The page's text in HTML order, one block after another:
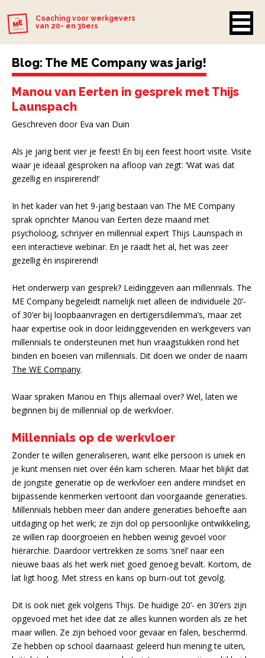
Coaching voor werkgevers
van 20- en 30ers
Blog: The ME Company was jarig!
Manou van Eerten in gesprek met Thijs
Launspach
Geschreven door Eva van Duin
Als je jarig bent vier je feest! En bij een feest hoort visite. Visite
waar je ideaal gesproken na afloop van zegt: ‘Wat was dat
gezellig en inspirerend!’
In het kader van het 9-jarig bestaan van The ME Company
sprak oprichter Manou van Eerten deze maand met
psycholoog, schrijver en millennial expert Thijs Launspach in
een interactieve webinar. En je raadt het al, het was zeer
gezellig én inspirerend!
Het onderwerp van gesprek? Leidinggeven aan millennials. The
ME Company begeleidt namelijk niet alleen de individuele 20’-
of 30’er bij loopbaanvragen en dertigersdilemma’s, maar zet
haar expertise ook in door leidinggevenden en werkgevers van
millennials te ondersteunen met hun vraagstukken rond het
binden en boeien van millennials. Dit doen we onder de naam
The WE Company.
Waar spraken Manou en Thijs allemaal over? Wel, laten we
beginnen bij de millennial op de werkvloer.
Millennials op de werkvloer
Zonder te willen generaliseren, want elke persoon is uniek en
je kunt mensen niet over één kam scheren. Maar het blijkt dat
de jongste generatie op de werkvloer een andere mindset en
bijpassende kenmerken vertoont dan voorgaande generaties.
Millennials hebben meer dan andere generaties behoefte aan
uitdaging op het werk; ze zijn dol op persoonlijke ontwikkeling,
ze willen rap doorgroeien en hebben weinig gevoel voor
hiërarchie. Daardoor vertrekken ze soms ‘snel’ naar een
nieuwe baas als het werk niet goed genoeg bevalt. Kortom, de
lat ligt hoog. Met stress en kans op burn-out tot gevolg.
Dit is ook niet gek volgens Thijs. De huidige 20’- en 30’ers zijn
opgevoed met het idee dat ze alles kunnen worden als ze het
maar willen. Ze zijn behoed voor gevaar en falen, beschermd.
Ze hebben op school daarnaast geleerd hun mening te uiten,